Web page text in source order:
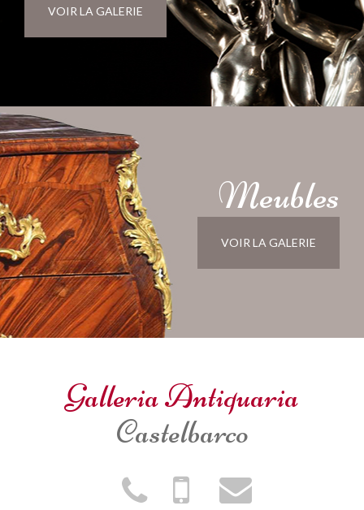
VOIR LA GALERIE
Meubles
VOIR LA GALERIE
Galleria Antiquaria
Castelbarco